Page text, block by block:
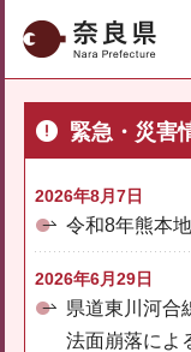
奈良県
緊急・災害
2026年8月7日
令和8年熊本
2026年6月29日
県道東川河合
法面崩落によ